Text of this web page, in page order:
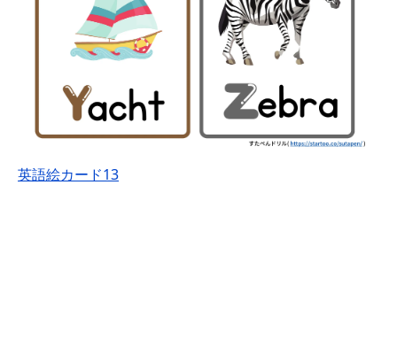
英語絵カード13